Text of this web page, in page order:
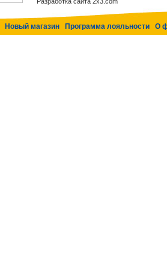
Новый магазин Программа лояльности О